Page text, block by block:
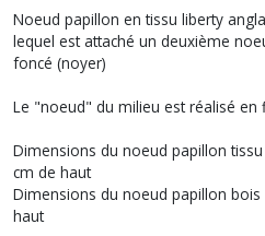
Noeud papillon en tissu liberty
lequel est attaché un deuxième
foncé (noyer)
Le "noeud" du milieu est réalisé en
Dimensions du noeud papillon
cm de haut
Dimensions du noeud papillon
haut